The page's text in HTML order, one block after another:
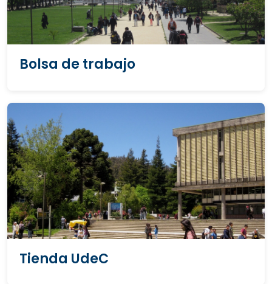
Bolsa de trabajo
Tienda UdeC